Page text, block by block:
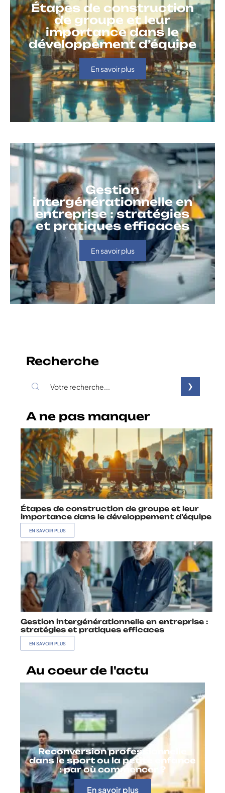
Étapes de construction
de groupe et leur
importance dans le
développement d’équipe
En savoir plus
Gestion
intergénérationnelle en
entreprise : stratégies
et pratiques efficaces
En savoir plus
Recherche
A ne pas manquer
Étapes de construction de groupe et leur
importance dans le développement d’équipe
EN SAVOIR PLUS
Gestion intergénérationnelle en entreprise :
stratégies et pratiques efficaces
EN SAVOIR PLUS
Au coeur de l'actu
Reconversion professionnelle
dans le sport ou la petite enfance
: par où commencer ?
En savoir plus